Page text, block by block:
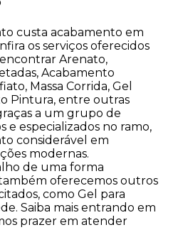
custa acabamento em
os serviços oferecidos
Arenato,
Acabamento
Massa Corrida, Gel
Pintura, entre outras
a um grupo de
e especializados no ramo,
considerável em
modernas.
de uma forma
oferecemos outros
como Gel para
Saiba mais entrando em
prazer em atender